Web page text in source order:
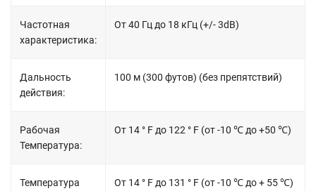
Частотная
характеристика:
От 40 Гц до 18 кГц (+/- 3dB)
Дальность
действия:
100 м (300 футов) (без препятствий)
Рабочая
Температура:
От 14 ° F до 122 ° F (от -10 ℃ до +50 ℃)
Температура
От 14 ° F до 131 ° F (от -10 ℃ до + 55 ℃)